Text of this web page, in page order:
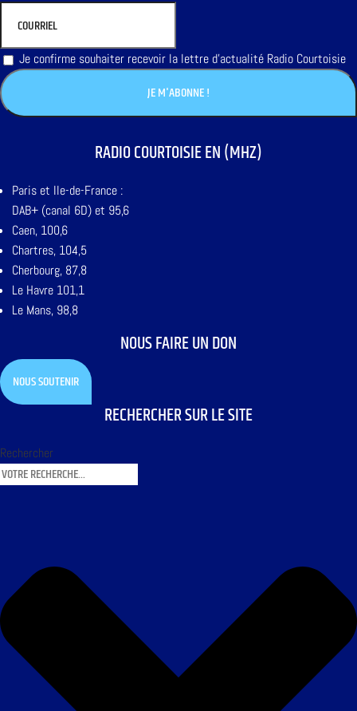
Je confirme souhaiter recevoir la lettre d'actualité Radio Courtoisie
RADIO COURTOISIE EN (MHZ)
Paris et Ile-de-France :
DAB+ (canal 6D) et 95,6
Caen, 100,6
Chartres, 104,5
Cherbourg, 87,8
Le Havre 101,1
Le Mans, 98,8
NOUS FAIRE UN DON
NOUS SOUTENIR
RECHERCHER SUR LE SITE
Rechercher